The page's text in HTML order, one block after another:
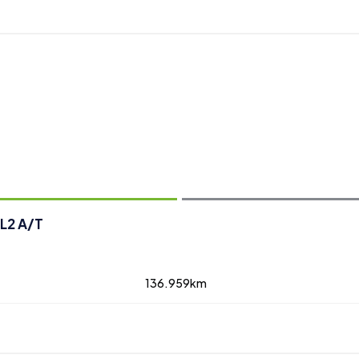
A/T
136.959km